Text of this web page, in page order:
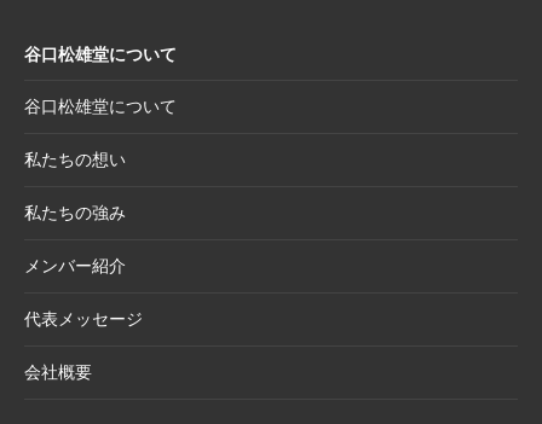
ダー受付開始
2025.6.11
【新商品】「日本画の巨匠たち」新作5アイテ
谷口松雄堂について
谷口松雄堂について
私たちの想い
私たちの強み
メンバー紹介
代表メッセージ
会社概要